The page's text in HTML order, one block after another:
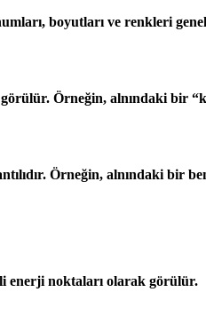
boyutları ve renkleri
Örneğin, alnındaki bir
Örneğin, alnındaki bir
enerji noktaları olarak görülür.